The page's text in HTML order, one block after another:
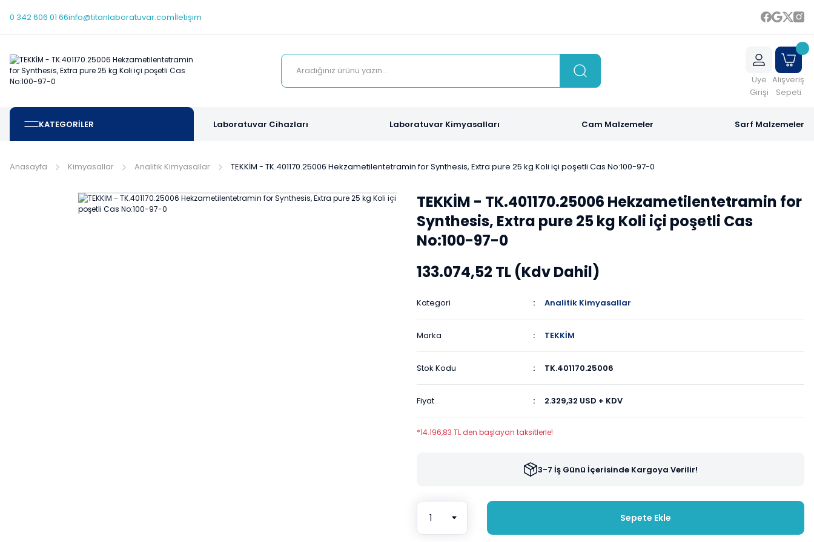
0 342 606 01 66info@titanlaboratuvar.comİletişim
Üye
Girişi
Alışveriş
Sepeti
KATEGORİLER Laboratuvar Cihazları Laboratuvar Kimyasalları Cam Malzemeler Sarf Malzemeler
Anasayfa Kimyasallar Analitik Kimyasallar TEKKİM - TK.401170.25006 Hekzametilentetramin for Synthesis, Extra pure 25 kg Koli içi poşetli Cas No:100-97-0
TEKKİM - TK.401170.25006 Hekzametilentetramin for
Synthesis, Extra pure 25 kg Koli içi poşetli Cas
No:100-97-0
133.074,52 TL (Kdv Dahil)
Kategori Analitik Kimyasallar
Marka TEKKİM
Stok Kodu TK.401170.25006
Fiyat 2.329,32 USD + KDV
*14.196,83 TL den başlayan taksitlerle!
3-7 İş Günü İçerisinde Kargoya Verilir!
Sepete Ekle